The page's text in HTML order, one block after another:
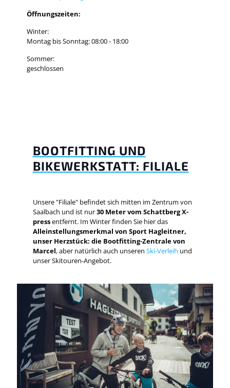
Öffnungszeiten:
Winter:
Montag bis Sonntag: 08:00 - 18:00
Sommer:
geschlossen
BOOTFITTING UND
BIKEWERKSTATT: FILIALE
Unsere "Filiale" befindet sich mitten im Zentrum von
Saalbach und ist nur30 Meter vom Schattberg X-
pressentfernt. Im Winter finden Sie hier das
Alleinstellungsmerkmal von Sport Hagleitner,
unser Herzstück: die Bootfitting-Zentrale von
Marcel, aber natürlich auch unseren Ski-Verleih und
unser Skitouren-Angebot.